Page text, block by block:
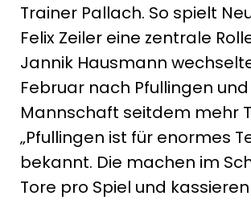
Trainer Pallach. So spielt
Felix Zeiler eine zentrale
Jannik Hausmann
Februar nach Pfullingen
Mannschaft seitdem mehr
„Pfullingen ist für enormes
bekannt. Die machen im
Tore pro Spiel und kassieren